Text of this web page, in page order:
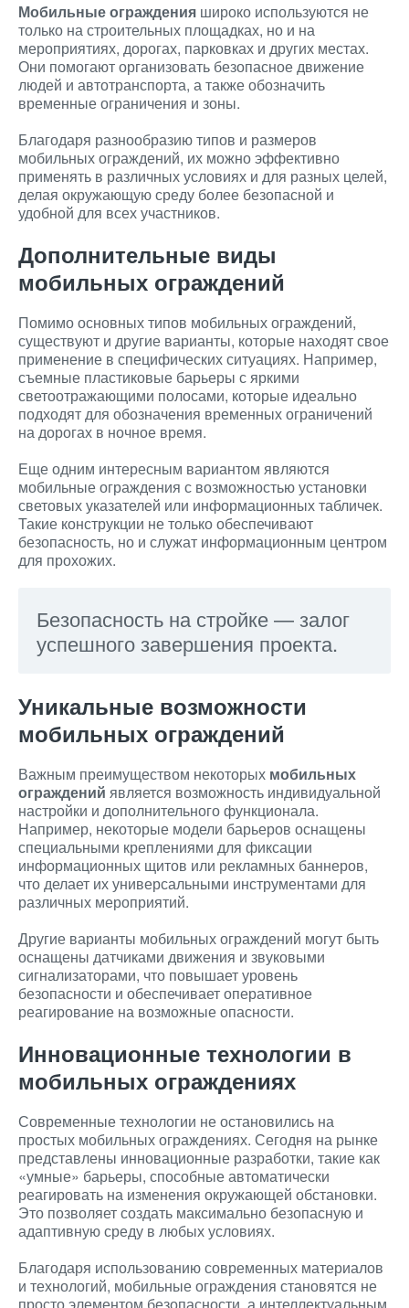
Мобильные ограждения широко используются не
только на строительных площадках, но и на
мероприятиях, дорогах, парковках и других местах.
Они помогают организовать безопасное движение
людей и автотранспорта, а также обозначить
временные ограничения и зоны.
Благодаря разнообразию типов и размеров
мобильных ограждений, их можно эффективно
применять в различных условиях и для разных целей,
делая окружающую среду более безопасной и
удобной для всех участников.
Дополнительные виды
мобильных ограждений
Помимо основных типов мобильных ограждений,
существуют и другие варианты, которые находят свое
применение в специфических ситуациях. Например,
съемные пластиковые барьеры с яркими
светоотражающими полосами, которые идеально
подходят для обозначения временных ограничений
на дорогах в ночное время.
Еще одним интересным вариантом являются
мобильные ограждения с возможностью установки
световых указателей или информационных табличек.
Такие конструкции не только обеспечивают
безопасность, но и служат информационным центром
для прохожих.
Безопасность на стройке — залог
успешного завершения проекта.
Уникальные возможности
мобильных ограждений
Важным преимуществом некоторых мобильных
ограждений является возможность индивидуальной
настройки и дополнительного функционала.
Например, некоторые модели барьеров оснащены
специальными креплениями для фиксации
информационных щитов или рекламных баннеров,
что делает их универсальными инструментами для
различных мероприятий.
Другие варианты мобильных ограждений могут быть
оснащены датчиками движения и звуковыми
сигнализаторами, что повышает уровень
безопасности и обеспечивает оперативное
реагирование на возможные опасности.
Инновационные технологии в
мобильных ограждениях
Современные технологии не остановились на
простых мобильных ограждениях. Сегодня на рынке
представлены инновационные разработки, такие как
«умные» барьеры, способные автоматически
реагировать на изменения окружающей обстановки.
Это позволяет создать максимально безопасную и
адаптивную среду в любых условиях.
Благодаря использованию современных материалов
и технологий, мобильные ограждения становятся не